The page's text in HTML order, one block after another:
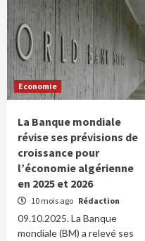
Economie
La Banque mondiale
révise ses prévisions de
croissance pour
l’économie algérienne
en 2025 et 2026
10 mois ago Rédaction
09.10.2025. La Banque
mondiale (BM) a relevé ses